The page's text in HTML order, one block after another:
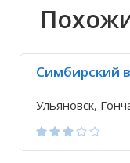
Телефон
Исправить
Симбирский
Ульяновск,